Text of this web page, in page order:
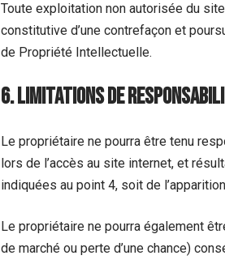
Toute exploitation non autorisée du
constitutive d’une contrefaçon et
de Propriété Intellectuelle.
6. Limitations de
Le propriétaire ne pourra être tenu
lors de l’accès au site internet, et
indiquées au point 4, soit de
Le propriétaire ne pourra également
de marché ou perte d’une chance)